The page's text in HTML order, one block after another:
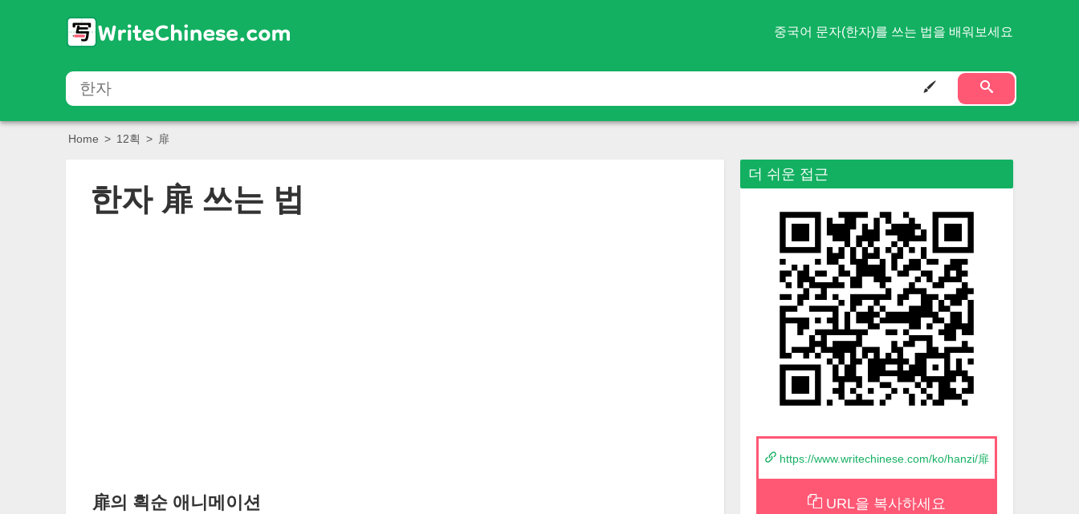
중국어 문자(한자)를 쓰는 법을 배워보세요
Home > 12획 > 扉
한자 扉 쓰는 법
扉의 획순 애니메이션
더 쉬운 접근
https://www.writechinese.com/ko/hanzi/扉
URL을 복사하세요